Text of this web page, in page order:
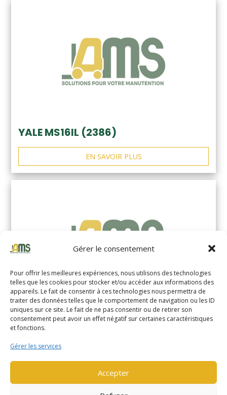
Gérer le consentement
Pour offrir les meilleures expériences, nous utilisons des technologies
telles que les cookies pour stocker et/ou accéder aux informations des
appareils. Le fait de consentir à ces technologies nous permettra de
traiter des données telles que le comportement de navigation ou les ID
uniques sur ce site. Le fait de ne pas consentir ou de retirer son
consentement peut avoir un effet négatif sur certaines caractéristiques
et fonctions.
Gérer les services
Accepter
YALE MS16IL (2386)
EN SAVOIR PLUS
YALE MS14XIL (2510)